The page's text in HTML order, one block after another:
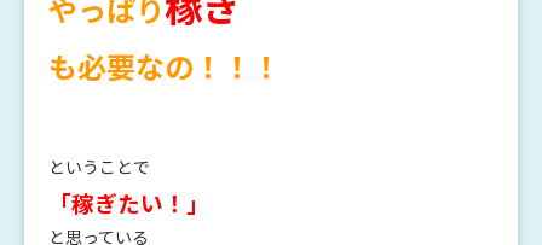
やっぱり
も必要なの ！！！
ということで
「稼ぎたい！」
と思っている